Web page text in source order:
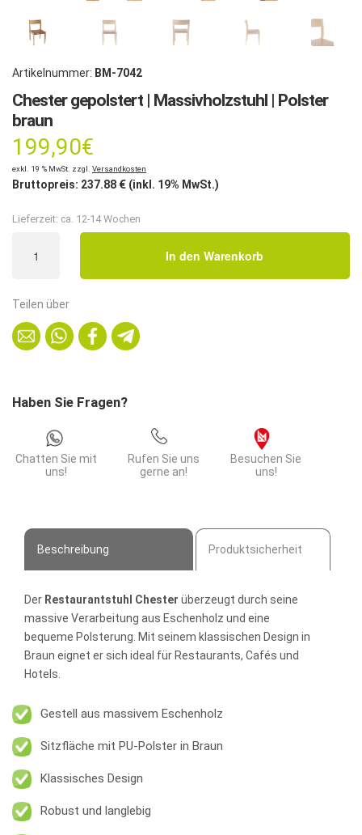
Artikelnummer: BM-7042
Chester gepolstert | Massivholzstuhl | Polster
braun
199,90€
exkl. 19 % MwSt. zzgl. Versandkosten
Bruttopreis: 237.88 € (inkl. 19% MwSt.)
Lieferzeit: ca. 12-14 Wochen
gepolstert
Massivholzstuhl
Polster
braun
In den Warenkorb
Teilen über
Haben Sie Fragen?
Chatten Sie mit
uns!
Rufen Sie uns
gerne an!
Besuchen Sie
uns!
Beschreibung Produktsicherheit
Der Restaurantstuhl Chester überzeugt durch seine
massive Verarbeitung aus Eschenholz und eine
bequeme Polsterung. Mit seinem klassischen Design in
Braun eignet er sich ideal für Restaurants, Cafés und
Hotels.
Gestell aus massivem Eschenholz
Sitzfläche mit PU-Polster in Braun
Klassisches Design
Robust und langlebig